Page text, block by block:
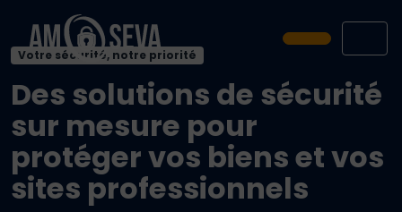
Prendre
Votre sécurité, notre priorité
Des solutions de sécurité
sur mesure pour
protéger vos biens et vos
sites professionnels